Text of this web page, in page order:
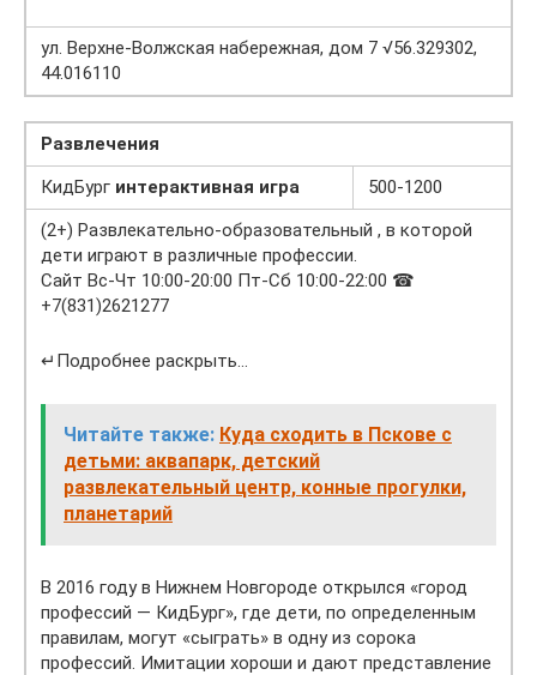
ул. Верхне-Волжская набережная, дом 7 √56.329302,
44.016110
Развлечения
КидБург интерактивная игра
500-1200
(2+) Развлекательно-образовательный , в которой
дети играют в различные профессии.
Сайт Вс-Чт 10:00-20:00 Пт-Сб 10:00-22:00 ☎
+7(831)2621277
↵Подробнее раскрыть…
Читайте также: Куда сходить в Пскове с
детьми: аквапарк, детский
развлекательный центр, конные прогулки,
планетарий
В 2016 году в Нижнем Новгороде открылся «город
профессий — КидБург», где дети, по определенным
правилам, могут «сыграть» в одну из сорока
профессий. Имитации хороши и дают представление